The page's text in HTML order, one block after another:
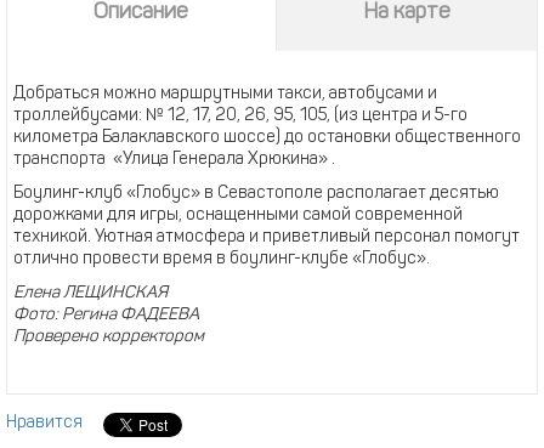
Описание На карте
Добраться можно маршрутными такси, автобусами и
троллейбусами: № 12, 17, 20, 26, 95, 105, (из центра и 5-го
километра Балаклавского шоссе) до остановки общественного
транспорта «Улица Генерала Хрюкина» .
Боулинг-клуб «Глобус» в Севастополе располагает десятью
дорожками для игры, оснащенными самой современной
техникой. Уютная атмосфера и приветливый персонал помогут
отлично провести время в боулинг-клубе «Глобус».
Елена ЛЕЩИНСКАЯ
Фото: Регина ФАДЕЕВА
Проверено корректором
Нравится